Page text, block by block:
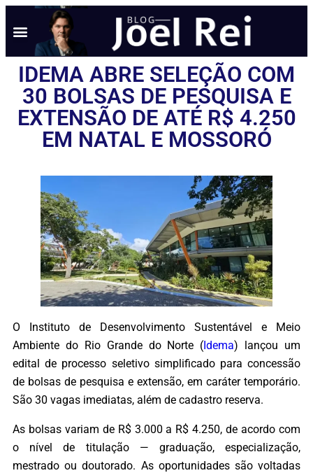
IDEMA ABRE SELEÇÃO COM
30 BOLSAS DE PESQUISA E
EXTENSÃO DE ATÉ R$ 4.250
EM NATAL E MOSSORÓ
O Instituto de Desenvolvimento Sustentável e Meio
Ambiente do Rio Grande do Norte (Idema) lançou um
edital de processo seletivo simplificado para concessão
de bolsas de pesquisa e extensão, em caráter temporário.
São 30 vagas imediatas, além de cadastro reserva.
As bolsas variam de R$ 3.000 a R$ 4.250, de acordo com
o nível de titulação — graduação, especialização,
mestrado ou doutorado. As oportunidades são voltadas